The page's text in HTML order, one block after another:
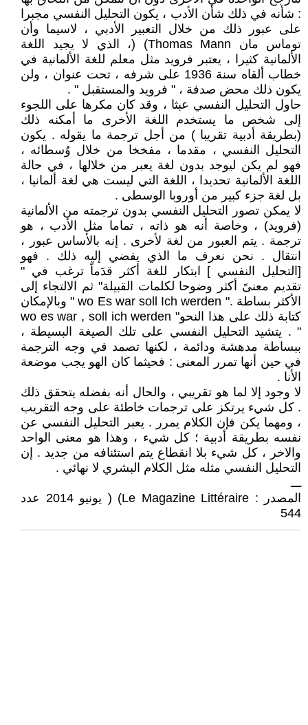
: شأنه في ذلك شأن الأدب ، يكون التحليل النفسي مجبرا
على عبور ذلك من خلال التعبير الأدبي ، لاسيما وأن
توماس مان Thomas Mann) (، الذي لا يجيد اللغة
الألمانية كثيرا ، يعتبر فرويد مثل معلم للغة الألمانية في
خطاب ألقاه سنة 1936 على شرفه ، تحت عنوان ، ولن
يكون ذلك محض صدفة ، " فرويد والمستقبل " .
حاول التحليل النفسي عبثا ، وقد كان مكرها على اللجوء
إلى شخص ما يستخدم اللغة الأخرى ما أمكنه ذلك
(بطريقة أدبية تقريبا ) من أجل ترجمة ما يقوله . يكون
التحليل النفسي ، مقدما ، مفخخا من خلال وُسطائه ،
فهو لم يكن ليوجد بدون لغة يعبر من خلالها ، في حالة
اللغة الألمانية تحديدا ، اللغة التي ليست هي لغة ألمانيا ،
بل لغة جزء كبير من أوروبا الوسطى .
لا يمكن تصور التحليل النفسي بدون ترجمته من الألمانية
(فرويد) ، وخاصة أنه هو ذاته ، تماما مثل الأدب ، هو
ترجمة . يتم العبور من لغة لأخرى . إنه بالأساس عبور ،
انتقال . نحن نعرف ما الذي يفضي إليه ذلك . فهو
[التحليل النفسي ] ابتكار للغة أكثر قدَماً ترغب في "
تقديم معنىً أكثر وضوحا لكلمات القبيلة" ثم الالتجاء إلى
الأكثر بساطة ." wo Es war soll Ich werden " وبالإمكان
كتابة ذلك على هذا النحو" wo es war , soll ich werden
" . يتشيد التحليل النفسي على تلك الصيغة البسيطة ،
ببساطة مدهشة ودائمة ، لكنها تصمد في وجه الترجمة
في حين أنها تمرر المعنى : فحيثما كان الهو يجب موضعة
الأنا .
لا وجود إلا لما هو تقريبي ، والحال أنه بفضله يتحقق ذلك
. كل شيء يرتكز على ترجمات خاطئة على وجه التقريب
، ومهما يكن فإن الكلام يمرر . يعبر التحليل النفسي عن
نفسه بطريقة أدبية ؛ كل شيء ، وهذا هو معنى الواحد
والاخر ، كل شيء بلا انقطاع يتم استئنافه من جديد . إن
التحليل النفسي مثله مثل الكلام البشري لا نهائي .
ـــ
المصدر : Le Magazine Littéraire) ( يونيو 2014 عدد
544